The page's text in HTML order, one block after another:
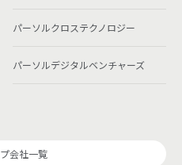
パーソルクロステクノロジー
パーソルデジタルベンチャーズ
会社一覧